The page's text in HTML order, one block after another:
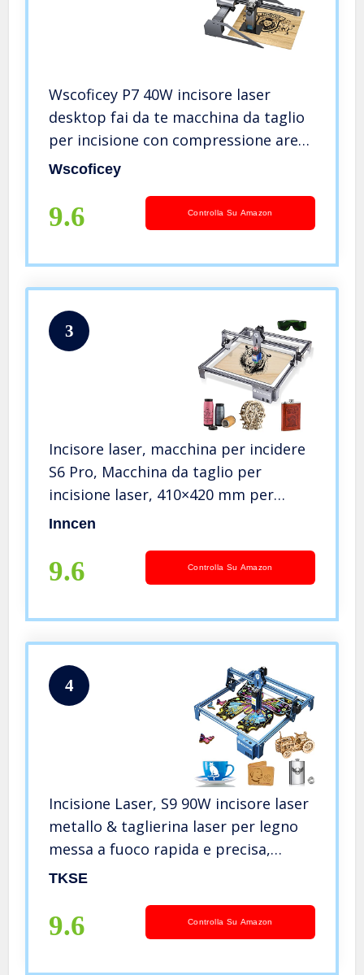
Wscoficey P7 40W incisore laser
desktop fai da te macchina da taglio
per incisione con compressione area
di incisione 200 * 200 laser a fuoco
Wscoficey
9.6 Controlla Su Amazon
3
Incisore laser, macchina per incidere
S6 Pro, Macchina da taglio per
incisione laser, 410×420 mm per
metallo, legno, acciaio, acrilico
Inncen
9.6 Controlla Su Amazon
4
Incisione Laser, S9 90W incisore laser
metallo & taglierina laser per legno
messa a fuoco rapida e precisa,
ampia area di incisione 410x420mm
ceramica fai da te
TKSE
9.6 Controlla Su Amazon